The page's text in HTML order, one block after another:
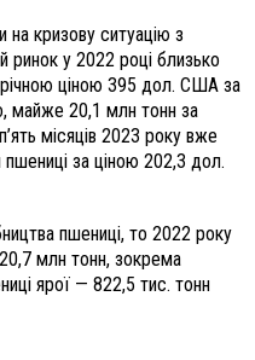
на кризову ситуацію з
ринок у 2022 році близько
ціною 395 дол. США за
майже 20,1 млн тонн за
місяців 2023 року вже
за ціною 202,3 дол.
пшениці, то 2022 року
млн тонн, зокрема
ярої — 822,5 тис. тонн